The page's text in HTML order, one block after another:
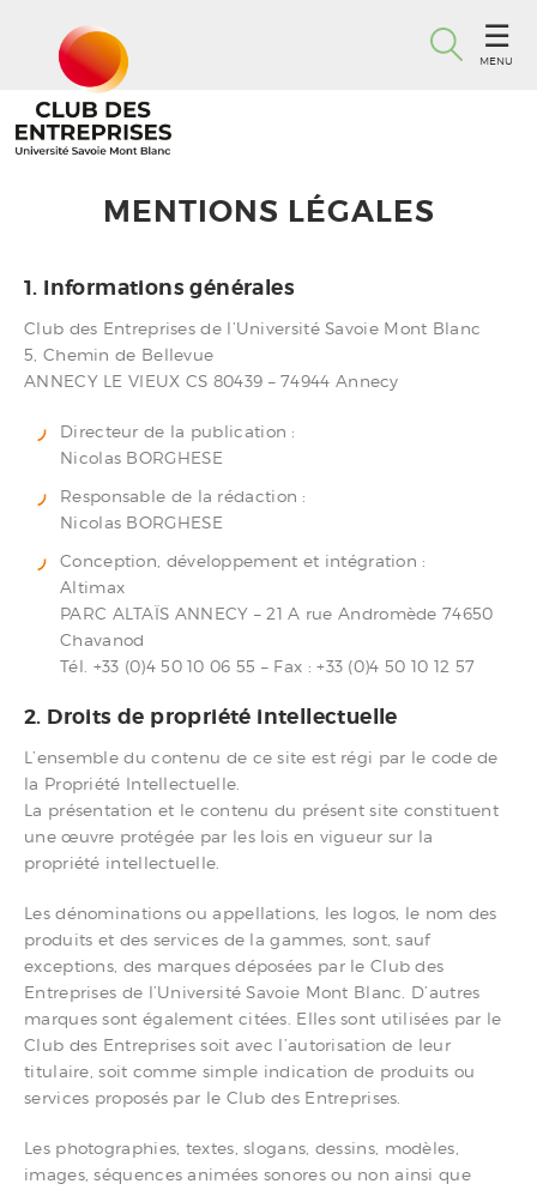
MENU
MENTIONS LÉGALES
1. Informations générales
Club des Entreprises de l’Université Savoie Mont Blanc
5, Chemin de Bellevue
ANNECY LE VIEUX CS 80439 – 74944 Annecy
Directeur de la publication :
Nicolas BORGHESE
Responsable de la rédaction :
Nicolas BORGHESE
Conception, développement et intégration :
Altimax
PARC ALTAÏS ANNECY – 21 A rue Andromède 74650
Chavanod
Tél. +33 (0)4 50 10 06 55 – Fax : +33 (0)4 50 10 12 57
2. Droits de propriété intellectuelle
L’ensemble du contenu de ce site est régi par le code de
la Propriété Intellectuelle.
La présentation et le contenu du présent site constituent
une œuvre protégée par les lois en vigueur sur la
propriété intellectuelle.
Les dénominations ou appellations, les logos, le nom des
produits et des services de la gammes, sont, sauf
exceptions, des marques déposées par le Club des
Entreprises de l’Université Savoie Mont Blanc. D’autres
marques sont également citées. Elles sont utilisées par le
Club des Entreprises soit avec l’autorisation de leur
titulaire, soit comme simple indication de produits ou
services proposés par le Club des Entreprises.
Les photographies, textes, slogans, dessins, modèles,
images, séquences animées sonores ou non ainsi que